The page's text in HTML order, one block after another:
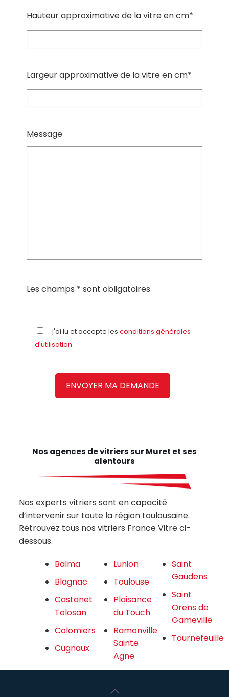
Hauteur approximative de la vitre en cm*
Largeur approximative de la vitre en cm*
Message
Les champs * sont obligatoires
j'ai lu et accepte les conditions générales
d'utilisation.
Nos agences de vitriers sur Muret et ses
alentours
Nos experts vitriers sont en capacité
d’intervenir sur toute la région toulousaine.
Retrouvez tous nos vitriers France Vitre ci-
dessous.
Balma
Blagnac
Castanet
Tolosan
Colomiers
Cugnaux
Lunion
Toulouse
Plaisance
du Touch
Ramonville
Sainte
Agne
Saint
Gaudens
Saint
Orens de
Gameville
Tournefeuille